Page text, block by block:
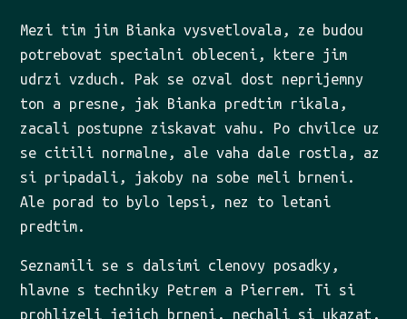
Mezi tim jim Bianka vysvetlovala, ze budou
potrebovat specialni obleceni, ktere jim
udrzi vzduch. Pak se ozval dost neprijemny
ton a presne, jak Bianka predtim rikala,
zacali postupne ziskavat vahu. Po chvilce uz
se citili normalne, ale vaha dale rostla, az
si pripadali, jakoby na sobe meli brneni.
Ale porad to bylo lepsi, nez to letani
predtim.
Seznamili se s dalsimi clenovy posadky,
hlavne s techniky Petrem a Pierrem. Ti si
prohlizeli jejich brneni, nechali si ukazat,